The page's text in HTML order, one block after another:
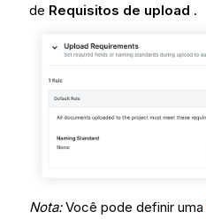
de Requisitos de upload .
Nota:Você pode definir uma